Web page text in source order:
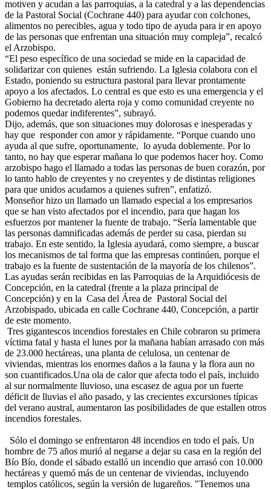
motiven y acudan a las parroquias, a la catedral y a las dependencias
de la Pastoral Social (Cochrane 440) para ayudar con colchones,
alimentos no perecibles, agua y todo tipo de ayuda para ir en apoyo
de las personas que enfrentan una situación muy compleja”, recalcó
el Arzobispo.
“El peso específico de una sociedad se mide en la capacidad de
solidarizar con quienes están sufriendo. La Iglesia colabora con el
Estado, poniendo su estructura pastoral para llevar prontamente
apoyo a los afectados. Lo central es que esto es una emergencia y el
Gobierno ha decretado alerta roja y como comunidad creyente no
podemos quedar indiferentes”, subrayó.
Dijo, además, que son situaciones muy dolorosas e inesperadas y
hay que responder con amor y rápidamente. “Porque cuando uno
ayuda al que sufre, oportunamente, lo ayuda doblemente. Por lo
tanto, no hay que esperar mañana lo que podemos hacer hoy. Como
arzobispo hago el llamado a todas las personas de buen corazón, por
lo tanto hablo de creyentes y no creyentes y de distintas religiones
para que unidos acudamos a quienes sufren”, enfatizó.
Monseñor hizo un llamado un llamado especial a los empresarios
que se han visto afectados por el incendio, para que hagan los
esfuerzos por mantener la fuente de trabajo. “Sería lamentable que
las personas damnificadas además de perder su casa, pierdan su
trabajo. En este sentido, la Iglesia ayudará, como siempre, a buscar
los mecanismos de tal forma que las empresas continúen, porque el
trabajo es la fuente de sustentación de la mayoría de los chilenos”.
Las ayudas serán recibidas en las Parroquias de la Arquidiócesis de
Concepción, en la catedral (frente a la plaza principal de
Concepción) y en la Casa del Área de Pastoral Social del
Arzobispado, ubicada en calle Cochrane 440, Concepción, a partir
de este momento.
Tres gigantescos incendios forestales en Chile cobraron su primera
víctima fatal y hasta el lunes por la mañana habían arrasado con más
de 23.000 hectáreas, una planta de celulosa, un centenar de
viviendas, mientras los enormes daños a la fauna y la flora aun no
son cuantificados.Una ola de calor que afecta todo el país, incluido
al sur normalmente lluvioso, una escasez de agua por un fuerte
déficit de lluvias el año pasado, y las crecientes excursiones típicas
del verano austral, aumentaron las posibilidades de que estallen otros
incendios forestales.
Sólo el domingo se enfrentaron 48 incendios en todo el país. Un
hombre de 75 años murió al negarse a dejar su casa en la región del
Bío Bío, donde el sábado estalló un incendio que arrasó con 10.000
hectáreas y quemó más de un centenar de viviendas, incluyendo
templos católicos, según la versión de lugareños. "Tenemos una